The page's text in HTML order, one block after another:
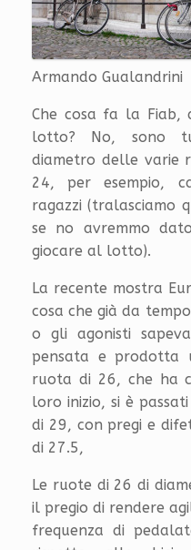
Armando Gualandrini
Che cosa fa la Fiab,
lotto? No, sono
diametro delle varie
24, per esempio,
ragazzi (tralasciamo
se no avremmo
giocare al lotto).
La recente mostra
cosa che già da
o gli agonisti
pensata e prodotta
ruota di 26, che ha
loro inizio, si è
di 29, con pregi e
di 27.5,
Le ruote di 26 di
il pregio di rendere
frequenza di